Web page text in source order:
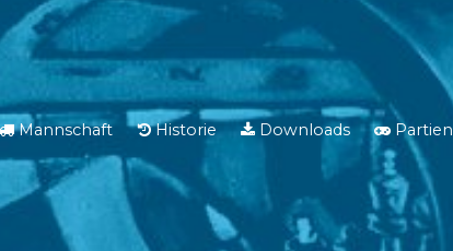
Mannschaft Historie Downloads Partien